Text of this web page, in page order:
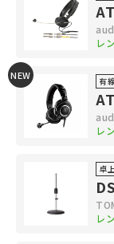
レ
NEW 有
レ
卓
レ